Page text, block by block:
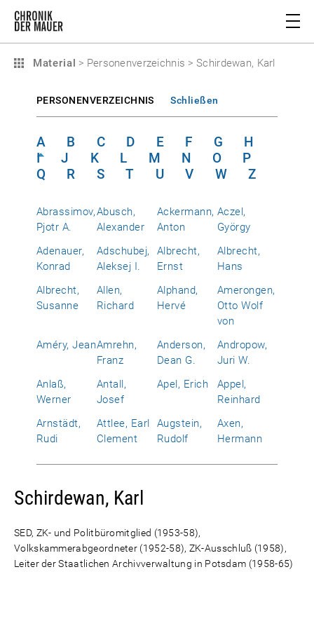
Material > Personenverzeichnis > Schirdewan, Karl
PERSONENVERZEICHNIS Schließen
A B C D E F G
H
I
J K L M N O
P
Q
R S T U V W Z
Abrassimov,
Pjotr A.
Abusch,
Alexander
Ackermann,
Anton
Aczel,
György
Adenauer,
Konrad
Adschubej,
Aleksej I.
Albrecht,
Ernst
Albrecht,
Hans
Albrecht,
Susanne
Allen,
Richard
Alphand,
Hervé
Amerongen,
Otto Wolf
von
Améry, JeanAmrehn,
Franz
Anderson,
Dean G.
Andropow,
Juri W.
Anlaß,
Werner
Antall,
Josef
Apel, Erich
Appel,
Reinhard
Arnstädt,
Rudi
Attlee, Earl
Clement
Augstein,
Rudolf
Axen,
Hermann
Schirdewan, Karl
SED, ZK- und Politbüromitglied (1953-58),
Volkskammerabgeordneter (1952-58), ZK-Ausschluß (1958),
Leiter der Staatlichen Archivverwaltung in Potsdam (1958-65)